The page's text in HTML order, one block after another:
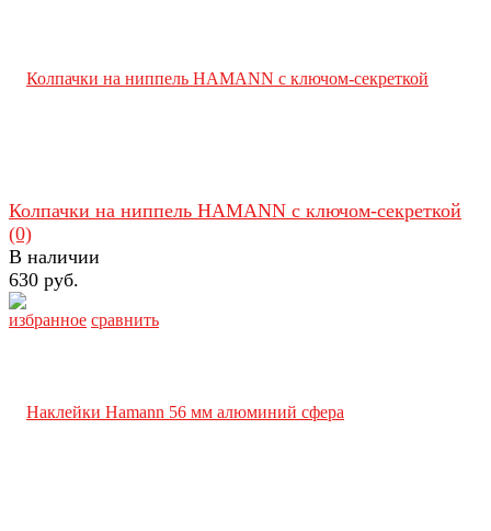
избранное сравнить
Колпачки на ниппель HAMANN с ключом-секреткой
(0)
В наличии
630 руб.